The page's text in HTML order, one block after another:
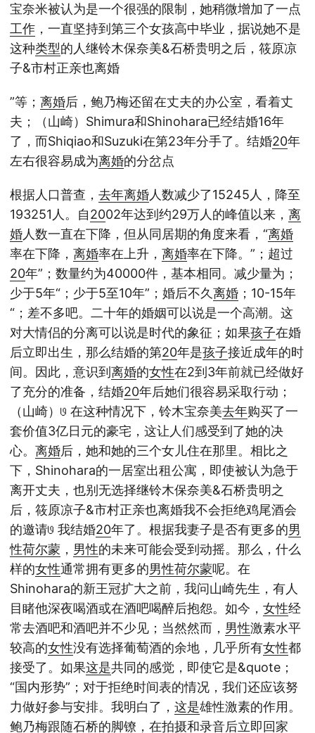
宝奈米被认为是一个很强的限制，她稍微增加了一点
工作 ，一直坚持到第三个女孩高中毕业，据说她不是
这种类型的人继铃木保奈美&石桥贵明之后，筱原凉
子&市村正亲也离婚
”等； 离婚后，鲍乃梅还留在丈夫的办公室，看着丈
夫；（山崎）Shimura和Shinohara已经结婚16年
了，而Shiqiao和Suzuki在第23年分手了。结婚20年
左右很容易成为离婚的分岔点
根据人口普查， 去年离婚人数减少了15245人，降至
193251人。自2002年达到约29万人的峰值以来， 离
婚人数一直在下降，但从同居期的角度来看，“离婚
率在下降， 离婚率在上升， 离婚率在下降。”；超过
20年”；数量约为40000件，基本相同。减少量为；
少于5年“；少于5至10年”；婚后不久离婚 ；10-15年
“；差不多吧。二十年的婚姻可以说是一个高潮。这
对大情侣的分离可以说是时代的象征；如果孩子在婚
后立即出生，那么结婚的第20年是孩子接近成年的时
间。因此，意识到 离婚的女性在2到3年前就已经做好
了充分的准备，结婚20年后她们很容易采取行动；
（山崎）𞓜 在这种情况下，铃木宝奈美去年购买了一
套价值3亿日元的豪宅，这让人们感受到了她的决
心。 离婚后，她和她的三个女儿住在那里。相比之
下，Shinohara的一居室出租公寓，即使被认为急于
离开丈夫，也别无选择继铃木保奈美&石桥贵明之
后，筱原凉子&市村正亲也离婚我不会拒绝鸡尾酒会
的邀请𞓜 我结婚20年了。根据我妻子是否有更多的男
性荷尔蒙 ， 男性的未来可能会受到动摇。那么，什么
样的女性通常拥有更多的男性荷尔蒙呢。在
Shinohara的新王冠扩大之前，我问山崎先生，有人
目睹他深夜喝酒或在酒吧喝醉后抱怨。如今， 女性经
常去酒吧和酒吧并不少见；当然然而， 男性激素水平
较高的女性没有选择葡萄酒的余地，几乎所有女性都
接受了。如果这是共同的感觉，即使它是&quote；
“国内形势”；对于拒绝时间表的情况，我们还应该努
力做好参与安排。我明白了， 这是雄性激素的作用。
鲍乃梅跟随石桥的脚镣，在拍摄和录音后立即回家